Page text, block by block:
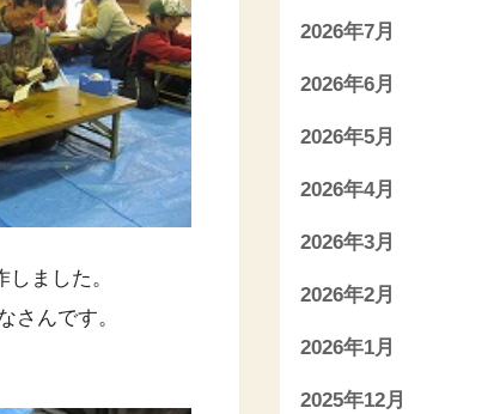
ました。
さんです。
2026年7月
2026年6月
2026年5月
2026年4月
2026年3月
2026年2月
2026年1月
2025年12月